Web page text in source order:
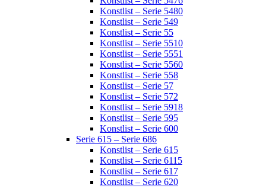
Konstlist – Serie 5480
Konstlist – Serie 549
Konstlist – Serie 55
Konstlist – Serie 5510
Konstlist – Serie 5551
Konstlist – Serie 5560
Konstlist – Serie 558
Konstlist – Serie 57
Konstlist – Serie 572
Konstlist – Serie 5918
Konstlist – Serie 595
Konstlist – Serie 600
Serie 615 – Serie 686
Konstlist – Serie 615
Konstlist – Serie 6115
Konstlist – Serie 617
Konstlist – Serie 620